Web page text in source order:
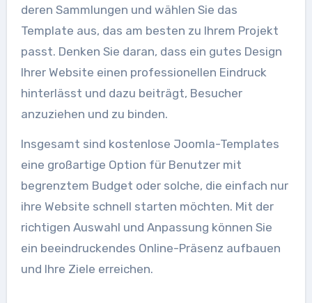
deren Sammlungen und wählen Sie das
Template aus, das am besten zu Ihrem Projekt
passt. Denken Sie daran, dass ein gutes Design
Ihrer Website einen professionellen Eindruck
hinterlässt und dazu beiträgt, Besucher
anzuziehen und zu binden.
Insgesamt sind kostenlose Joomla-Templates
eine großartige Option für Benutzer mit
begrenztem Budget oder solche, die einfach nur
ihre Website schnell starten möchten. Mit der
richtigen Auswahl und Anpassung können Sie
ein beeindruckendes Online-Präsenz aufbauen
und Ihre Ziele erreichen.